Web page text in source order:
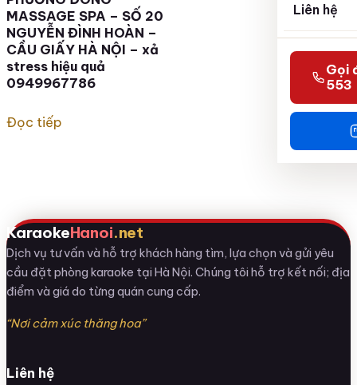
Liên hệ
Gọi
553
MASSAGE SPA – SỐ 20
NGUYỄN ĐÌNH HOÀN –
CẦU GIẤY HÀ NỘI – xả
stress hiệu quả
0949967786
Đọc tiếp
KaraokeHanoi.net
Dịch vụ tư vấn và hỗ trợ khách hàng tìm, lựa chọn và gửi yêu
cầu đặt phòng karaoke tại Hà Nội. Chúng tôi hỗ trợ kết nối; địa
điểm và giá do từng quán cung cấp.
“Nơi cảm xúc thăng hoa”
Liên hệ